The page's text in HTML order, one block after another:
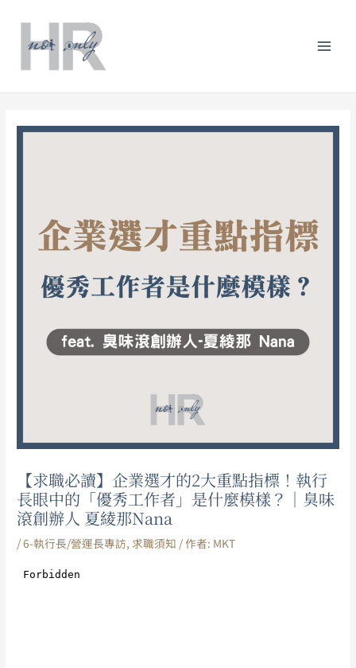
【求職必讀】企業選才的2大重點指標！執行
長眼中的「優秀工作者」是什麼模樣？｜臭味
滾創辦人 夏綾那Nana
/6-執行長/營運長專訪, 求職須知 / 作者: MKT
navigation